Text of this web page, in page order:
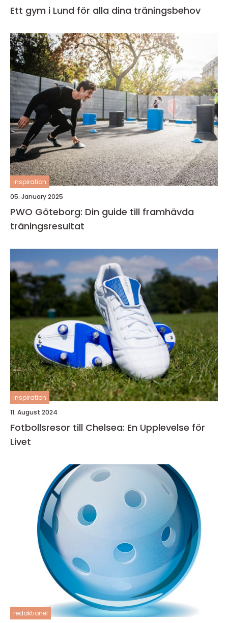
Ett gym i Lund för alla dina träningsbehov
inspiration
05. January 2025
PWO Göteborg: Din guide till framhävda
träningsresultat
inspiration
11. August 2024
Fotbollsresor till Chelsea: En Upplevelse för
Livet
redaktionel